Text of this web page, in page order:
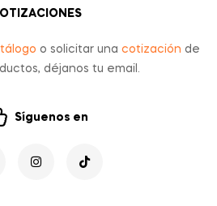
o solicitar una cotización de
déjanos tu email.
Síguenos en